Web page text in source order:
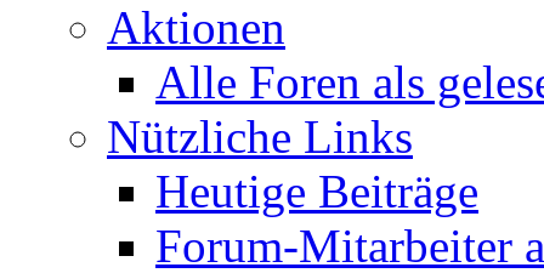
Aktionen
Alle Foren als
Nützliche Links
Heutige Beiträge
Forum-Mitarbeiter